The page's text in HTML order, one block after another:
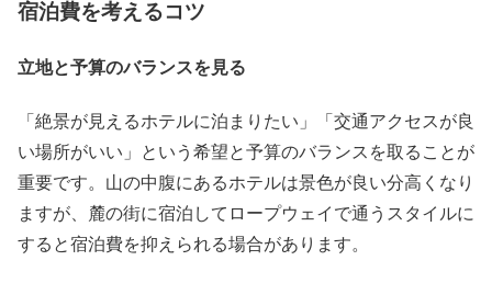
宿泊費を考えるコツ
立地と予算のバランスを見る
「絶景が見えるホテルに泊まりたい」「交通アクセスが良
い場所がいい」という希望と予算のバランスを取ることが
重要です。山の中腹にあるホテルは景色が良い分高くなり
ますが、麓の街に宿泊してロープウェイで通うスタイルに
すると宿泊費を抑えられる場合があります。